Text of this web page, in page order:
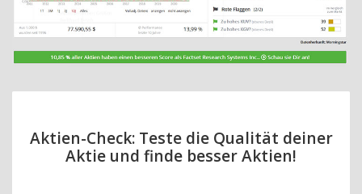
Aktien-Check: Teste die Qualität deiner
Aktie und finde besser Aktien!